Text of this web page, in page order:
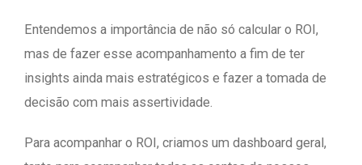
Entendemos a importância de não só calcular o ROI,
mas de fazer esse acompanhamento a fim de ter
insights ainda mais estratégicos e fazer a tomada de
decisão com mais assertividade.
Para acompanhar o ROI, criamos um dashboard geral,